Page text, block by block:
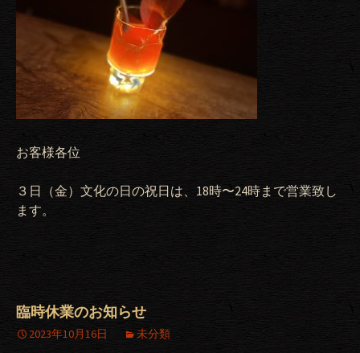
お客様各位
３日（金）文化の日の祝日は、18時〜24時まで営業致し
ます。
臨時休業のお知らせ
2023年10月16日 未分類